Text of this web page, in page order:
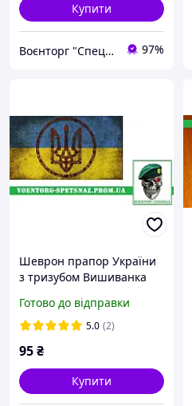
Купити
Воєнторг "Спецназ" - найкращий український військовий магазин — виробник! 97%
Шеврон прапор України
з тризубом Вишиванка
Готово до відправки
5.0 (2)
95₴
Купити